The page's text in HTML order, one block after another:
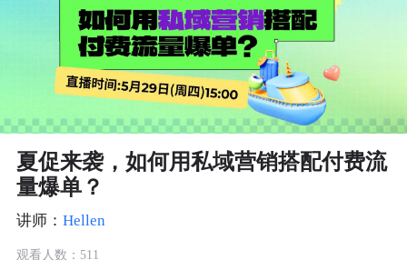
夏促来袭，如何用私域营销搭配付费流
量爆单？
讲师： Hellen
观看人数：511